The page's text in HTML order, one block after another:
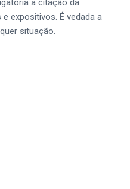
a citação da
expositivos. É vedada a
situação.